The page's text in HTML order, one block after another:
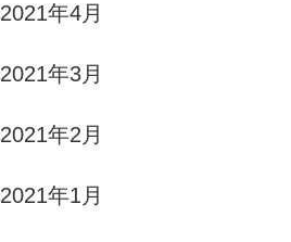
2021年4月
2021年3月
2021年2月
2021年1月